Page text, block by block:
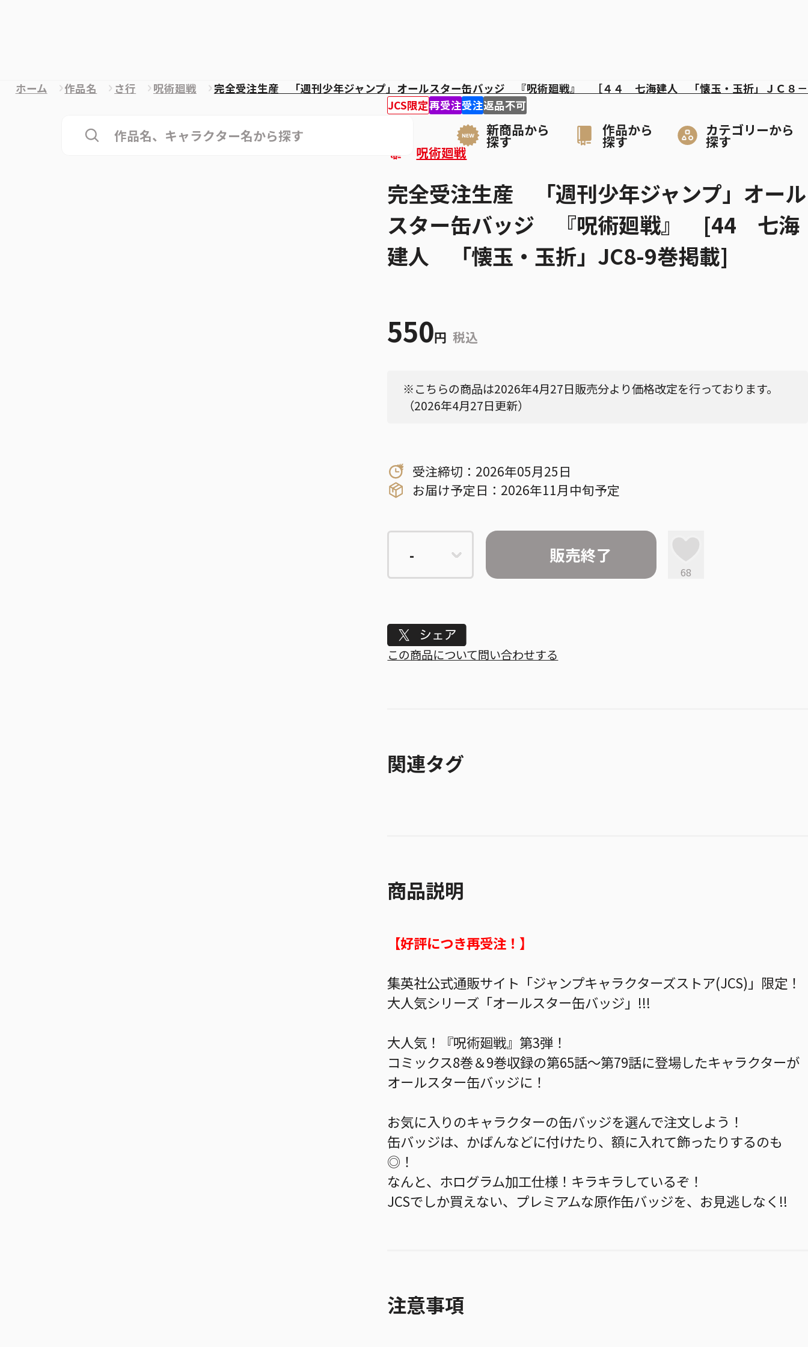
新商品から
探す
作品から
探す
カテゴリーから
探す
ホーム 作品名 さ行 呪術廻戦 完全受注生産 「週刊少年ジャンプ」オールスター缶バッジ 『呪術廻戦』 ［４４ 七海建人 「懐玉・玉折」ＪＣ８
JCS限定再受注受注返品不可
呪術廻戦
完全受注生産 「週刊少年ジャンプ」オール
スター缶バッジ 『呪術廻戦』 [44 七海
建人 「懐玉・玉折」JC8-9巻掲載]
550円 税込
※こちらの商品は2026年4月27日販売分より価格改定を行っております。
（2026年4月27日更新）
受注締切：2026年05月25日
お届け予定日：2026年11月中旬予定
販売終了
68
Tweet
この商品について問い合わせする
関連タグ
商品説明
【好評につき再受注！】
集英社公式通販サイト「ジャンプキャラクターズストア(JCS)」限定！
大人気シリーズ「オールスター缶バッジ」!!!
大人気！『呪術廻戦』第3弾！
コミックス8巻＆9巻収録の第65話～第79話に登場したキャラクターが
オールスター缶バッジに！
お気に入りのキャラクターの缶バッジを選んで注文しよう！
缶バッジは、かばんなどに付けたり、額に入れて飾ったりするのも
◎！
なんと、ホログラム加工仕様！キラキラしているぞ！
JCSでしか買えない、プレミアムな原作缶バッジを、お見逃しなく!!
注意事項